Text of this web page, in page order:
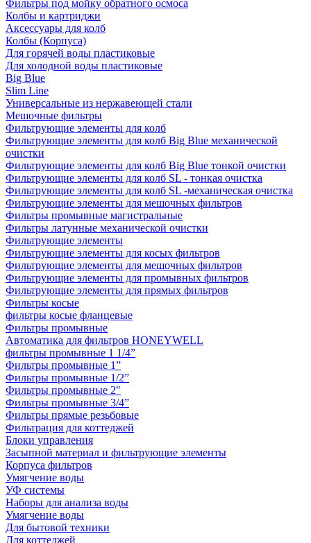
Фильтры под мойку обратного осмоса
Колбы и картриджи
Аксессуары для колб
Колбы (Корпуса)
Для горячей воды пластиковые
Для холодной воды пластиковые
Big Blue
Slim Line
Универсальные из нержавеющей стали
Мешочные фильтры
Фильтрующие элементы для колб
Фильтрующие элементы для колб Big Blue механической
очистки
Фильтрующие элементы для колб Big Blue тонкой очистки
Фильтрующие элементы для колб SL - тонкая очистка
Фильтрующие элементы для колб SL -механическая очистка
Фильтрующие элементы для мешочных фильтров
Фильтры промывные магистральные
Фильтры латунные механической очистки
Фильтрующие элементы
Фильтрующие элементы для косых фильтров
Фильтрующие элементы для мешочных фильтров
Фильтрующие элементы для промывных фильтров
Фильтрующие элементы для прямых фильтров
Фильтры косые
фильтры косые фланцевые
Фильтры промывные
Автоматика для фильтров HONEYWELL
фильтры промывные 1 1/4”
Фильтры промывные 1”
Фильтры промывные 1/2”
Фильтры промывные 2"
Фильтры промывные 3/4”
Фильтры прямые резьбовые
Фильтрация для коттеджей
Блоки управления
Засыпной материал и фильтрующие элементы
Корпуса фильтров
Умягчение воды
УФ системы
Наборы для анализа воды
Умягчение воды
Для бытовой техники
Для коттеджей